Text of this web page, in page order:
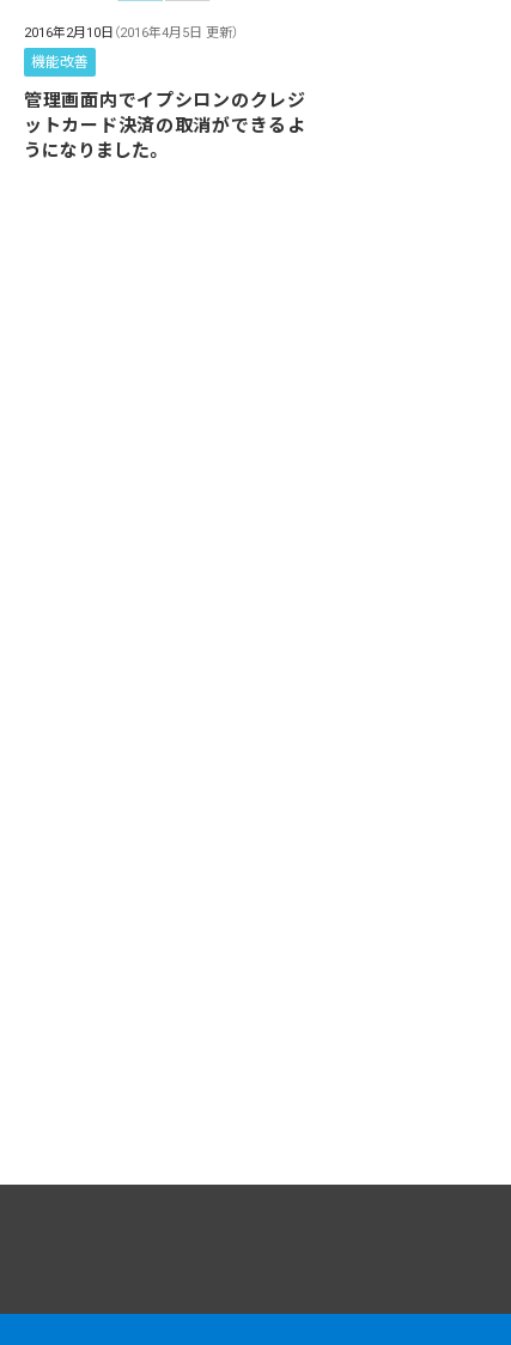
2016年2月10日 （2016年4月5日 更新）
機能改善
管理画面内でイプシロンのクレジ
ットカード決済の取消ができるよ
うになりました。